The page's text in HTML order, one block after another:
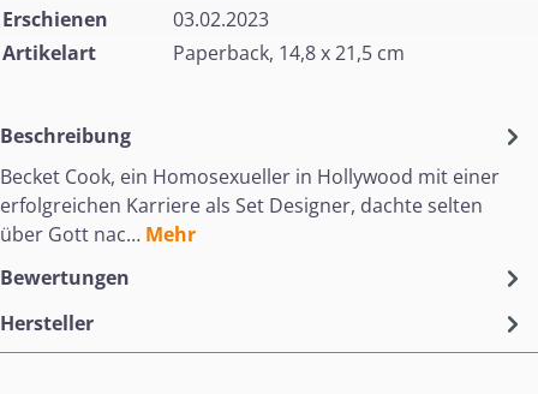
Erschienen
03.02.2023
Artikelart
Paperback, 14,8 x 21,5 cm
Beschreibung
Becket Cook, ein Homosexueller in Hollywood mit einer
erfolgreichen Karriere als Set Designer, dachte selten
über Gott nac… Mehr
Bewertungen
Hersteller